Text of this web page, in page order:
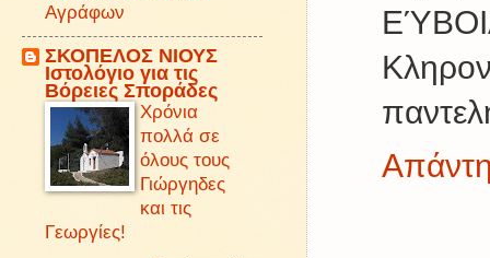
Αγράφων
ΣΚΟΠΕΛΟΣ ΝΙΟΥΣ
Iστολόγιο για τις
Βόρειες Σποράδες
Χρόνια
πολλά σε
όλους τους
Γιώργηδες
και τις
Γεωργίες!